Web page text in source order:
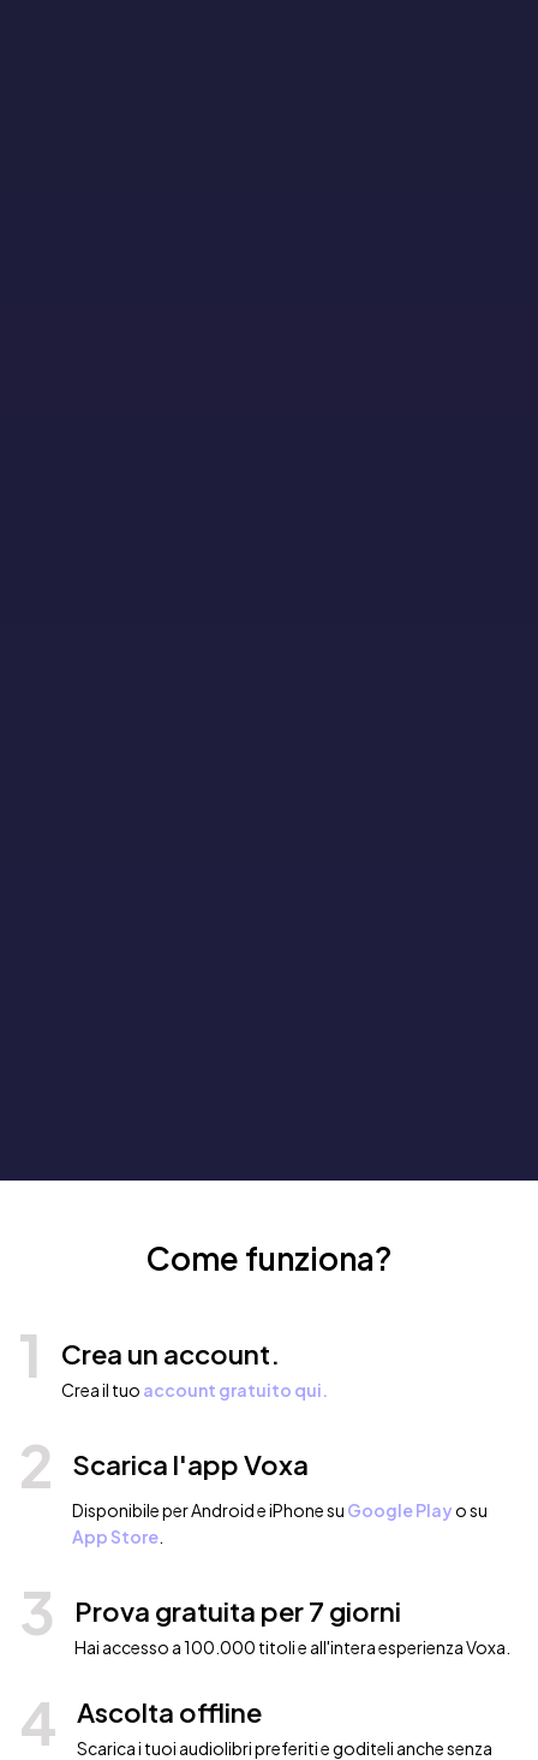
Come funziona?
1 Crea un account.
Crea il tuo account gratuito qui.
2 Scarica l'app Voxa
Disponibile per Android e iPhone su Google Playo su
App Store
3 Prova gratuita per 7 giorni
Hai accesso a 100.000 titoli e all'intera esperienza Voxa.
4 Ascolta offline
Scarica i tuoi audiolibri preferiti e goditeli anche senza